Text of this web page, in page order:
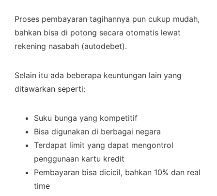
Proses pembayaran tagihannya pun cukup mudah,
bahkan bisa di potong secara otomatis lewat
rekening nasabah (autodebet).
Selain itu ada beberapa keuntungan lain yang
ditawarkan seperti:
Suku bunga yang kompetitif
Bisa digunakan di berbagai negara
Terdapat limit yang dapat mengontrol
penggunaan kartu kredit
Pembayaran bisa dicicil, bahkan 10% dan real
time